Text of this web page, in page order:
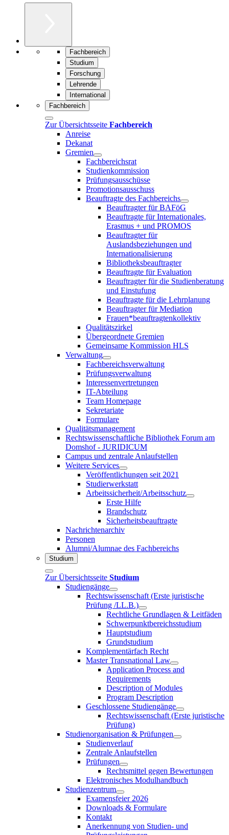
Fachbereich
Studium
Forschung
Lehrende
International
Fachbereich
Zur Übersichtsseite Fachbereich
Anreise
Dekanat
Gremien
Fachbereichsrat
Studienkommission
Prüfungsausschüsse
Promotionsausschuss
Beauftragte des Fachbereichs
Beauftragter für BAFöG
Beauftragte für Internationales,
Erasmus + und PROMOS
Beauftragter für
Auslandsbeziehungen und
Internationalisierung
Bibliotheksbeauftragter
Beauftragte für Evaluation
Beauftragter für die Studienberatung
und Einstufung
Beauftragte für die Lehrplanung
Beauftragter für Mediation
Frauen*beauftragtenkollektiv
Qualitätszirkel
Übergeordnete Gremien
Gemeinsame Kommission HLS
Verwaltung
Fachbereichsverwaltung
Prüfungsverwaltung
Interessenvertretungen
IT-Abteilung
Team Homepage
Sekretariate
Formulare
Qualitätsmanagement
Rechtswissenschaftliche Bibliothek Forum am
Domshof - JURIDICUM
Campus und zentrale Anlaufstellen
Weitere Services
Veröffentlichungen seit 2021
Studierwerkstatt
Arbeitssicherheit/Arbeitsschutz
Erste Hilfe
Brandschutz
Sicherheitsbeauftragte
Nachrichtenarchiv
Personen
Alumni/Alumnae des Fachbereichs
Studium
Zur Übersichtsseite Studium
Studiengänge
Rechtswissenschaft (Erste juristische
Prüfung /LL.B.)
Rechtliche Grundlagen & Leitfäden
Schwerpunktbereichsstudium
Hauptstudium
Grundstudium
Komplementärfach Recht
Master Transnational Law
Application Process and
Requirements
Description of Modules
Program Description
Geschlossene Studiengänge
Rechtswissenschaft (Erste juristische
Prüfung)
Studienorganisation & Prüfungen
Studienverlauf
Zentrale Anlaufstellen
Prüfungen
Rechtsmittel gegen Bewertungen
Elektronisches Modulhandbuch
Studienzentrum
Examensfeier 2026
Downloads & Formulare
Kontakt
Anerkennung von Studien- und